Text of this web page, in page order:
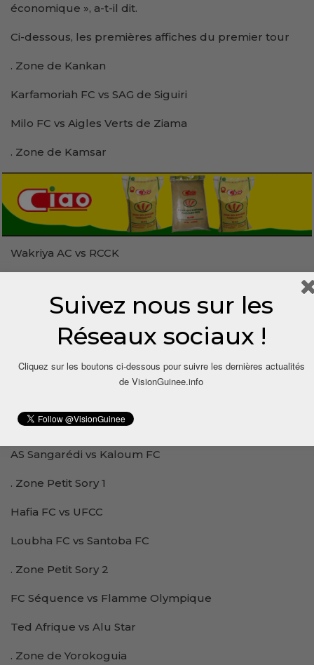
économique », a-t-il dit.
Ci-dessous, les premières affiches du premier tour
. Zone de Kankan
Karfamoriah FC vs SAG de Siguiri
Milo FC vs Aigles Verts de Ziama
. Zone de Kamsar
Wakriya AC vs RCCK
. Zone du stade de la Mission de Kaloum
AS Kaloum vs Horoya AC
Soar Académie vs Gangan FC
Renaissance FC vs MLK
AS Sangarédi vs Kaloum FC
. Zone Petit Sory 1
Hafia FC vs UFCC
Loubha FC vs Santoba FC
. Zone Petit Sory 2
FC Séquence vs Flamme Olympique
Ted Afrique vs Alu Star
. Zone de Yorokoguia
Suivez nous sur les
Réseaux sociaux !
Cliquez sur les boutons ci-dessous pour suivre les dernières actualités
de VisionGuinee.info